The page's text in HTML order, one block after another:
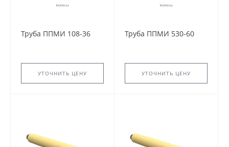
Труба ППМИ 108-36
УТОЧНИТЬ ЦЕНУ
Труба ППМИ 530-60
УТОЧНИТЬ ЦЕНУ